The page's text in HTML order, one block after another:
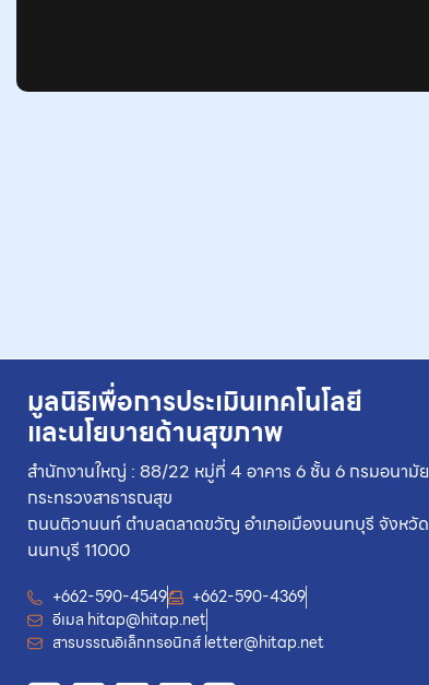
มูลนิธิเพื่อการประเมินเทคโนโลยี
และนโยบายด้านสุขภาพ
สำนักงานใหญ่ : 88/22 หมู่ที่ 4 อาคาร 6 ชั้น 6 กรมอนามัย
กระทรวงสาธารณสุข
ถนนติวานนท์ ตำบลตลาดขวัญ อำเภอเมืองนนทบุรี จังหวัด
นนทบุรี 11000
+662-590-4549
+662-590-4369
อีเมล hitap@hitap.net
สารบรรณอิเล็กทรอนิกส์letter@hitap.net